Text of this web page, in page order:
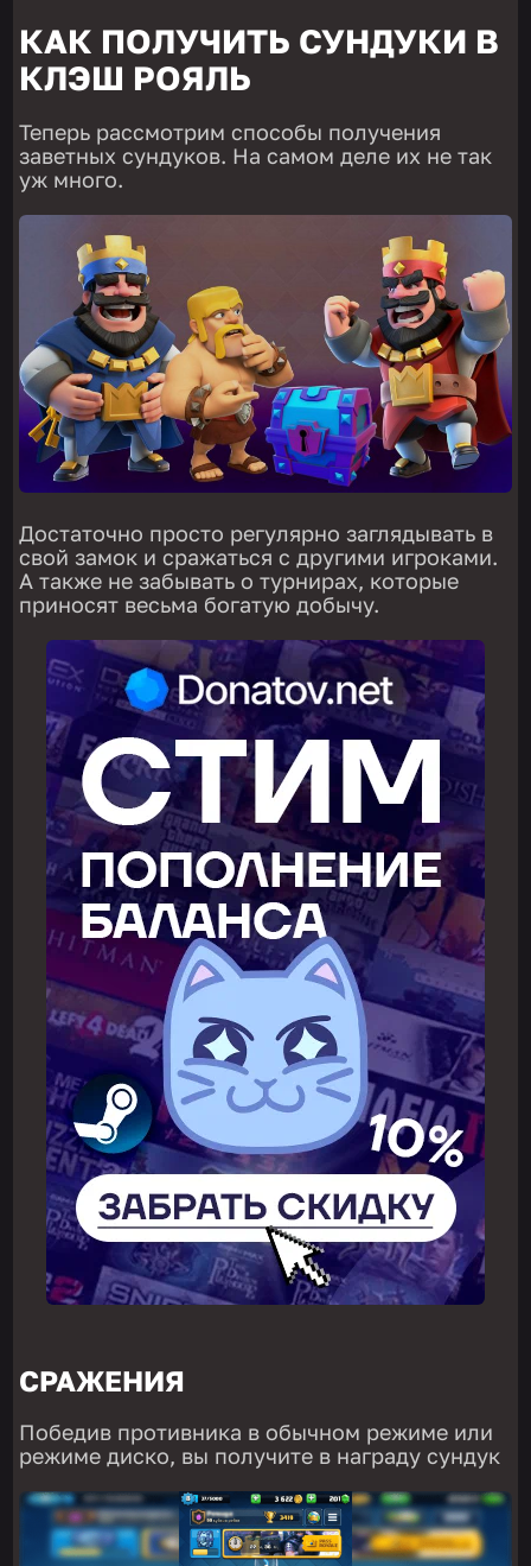
КАК ПОЛУЧИТЬ СУНДУКИ В
КЛЭШ РОЯЛЬ
Теперь рассмотрим способы получения
заветных сундуков. На самом деле их не так
уж много.
Достаточно просто регулярно заглядывать в
свой замок и сражаться с другими игроками.
А также не забывать о турнирах, которые
приносят весьма богатую добычу.
СРАЖЕНИЯ
Победив противника в обычном режиме или
режиме диско, вы получите в награду сундук